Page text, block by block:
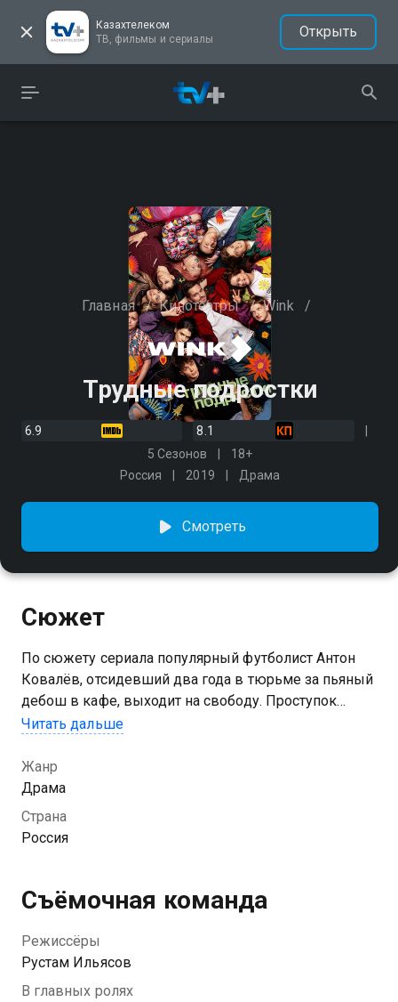
Казахтелеком
ТВ, фильмы и сериалы
Открыть
Главная / Кинотеатры / Wink /
Трудные подростки
6.9
8.1
5 Сезонов
18+
Россия
2019 Драма
Смотреть
Сюжет
По сюжету сериала популярный футболист Антон
Ковалёв, отсидевший два года в тюрьме за пьяный
дебош в кафе, выходит на свободу. Проступок
перекрыл успешную карьеру Ковалёва, который
«сбитого летчика» не позволяет ему продолжить
любимое дело и получить престижную работу.
Некогда воспитывавший Антона глава центра
трудных подростков Герман предлагает ему место
соглашается на предложение, но даже не
представляет, насколько сложно будет найти общий
язык с ребятами и какое важное место они могут
занять в его жизни.
Читать дальше
Жанр
Драма
Страна
Россия
Съёмочная команда
Режиссёры
Рустам Ильясов
В главных ролях